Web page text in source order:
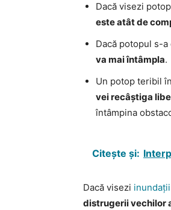
Dacă visezi
este atât de
Dacă potopul s-
va mai întâmpla.
Un potop teribil
vei recâștiga
întâmpina
Citește și:
Dacă visezi inundații
distrugerii vechilor